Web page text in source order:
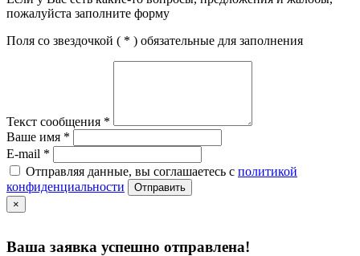
пожалуйста заполните форму
Поля со звездочкой ( * ) обязательные для заполнения
Текст сообщения *
Ваше имя *
E-mail *
Отправляя данные, вы соглашаетесь с политикой
конфиденциальности
Отправить
×
Ваша заявка успешно отправлена!